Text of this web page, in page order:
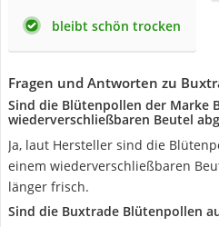
bleibt schön trocken
Fragen und Antworten zu
Sind die Blütenpollen der Marke
wiederverschließbaren Beutel
Ja, laut Hersteller sind die
einem wiederverschließbaren
länger frisch.
Sind die Buxtrade Blütenpollen